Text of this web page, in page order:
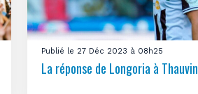
Publié le 27 Déc 2023 à 08h25
La réponse de Longoria à Thauvin